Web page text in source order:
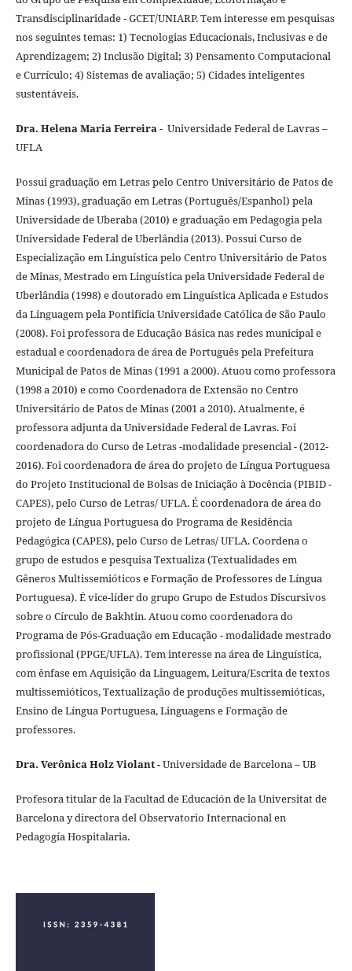
Transdisciplinaridade - GCET/UNIARP. Tem interesse em pesquisas
nos seguintes temas: 1) Tecnologias Educacionais, Inclusivas e de
Aprendizagem; 2) Inclusão Digital; 3) Pensamento Computacional
e Currículo; 4) Sistemas de avaliação; 5) Cidades inteligentes
sustentáveis.
Dra. Helena Maria Ferreira- Universidade Federal de Lavras –
UFLA
Possui graduação em Letras pelo Centro Universitário de Patos de
Minas (1993), graduação em Letras (Português/Espanhol) pela
Universidade de Uberaba (2010) e graduação em Pedagogia pela
Universidade Federal de Uberlândia (2013). Possui Curso de
Especialização em Linguística pelo Centro Universitário de Patos
de Minas, Mestrado em Linguística pela Universidade Federal de
Uberlândia (1998) e doutorado em Linguística Aplicada e Estudos
da Linguagem pela Pontifícia Universidade Católica de São Paulo
(2008). Foi professora de Educação Básica nas redes municipal e
estadual e coordenadora de área de Português pela Prefeitura
Municipal de Patos de Minas (1991 a 2000). Atuou como professora
(1998 a 2010) e como Coordenadora de Extensão no Centro
Universitário de Patos de Minas (2001 a 2010). Atualmente, é
professora adjunta da Universidade Federal de Lavras. Foi
coordenadora do Curso de Letras -modalidade presencial - (2012-
2016). Foi coordenadora de área do projeto de Língua Portuguesa
do Projeto Institucional de Bolsas de Iniciação à Docência (PIBID -
CAPES), pelo Curso de Letras/ UFLA. É coordenadora de área do
projeto de Língua Portuguesa do Programa de Residência
Pedagógica (CAPES), pelo Curso de Letras/ UFLA. Coordena o
grupo de estudos e pesquisa Textualiza (Textualidades em
Gêneros Multissemióticos e Formação de Professores de Língua
Portuguesa). É vice-líder do grupo Grupo de Estudos Discursivos
sobre o Círculo de Bakhtin. Atuou como coordenadora do
Programa de Pós-Graduação em Educação - modalidade mestrado
profissional (PPGE/UFLA). Tem interesse na área de Linguística,
com ênfase em Aquisição da Linguagem, Leitura/Escrita de textos
multissemióticos, Textualização de produções multissemióticas,
Ensino de Língua Portuguesa, Linguagens e Formação de
professores.
Dra. Verônica Holz Violant -Universidade de Barcelona – UB
Profesora titular de la Facultad de Educación de la Universitat de
Barcelona y directora del Observatorio Internacional en
Pedagogía Hospitalaria.